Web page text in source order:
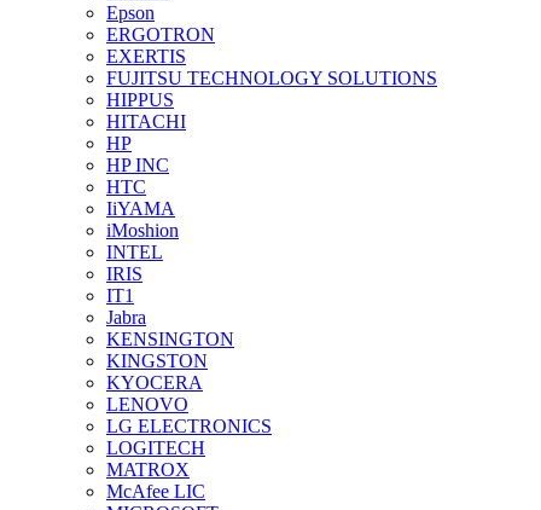
Epson
ERGOTRON
EXERTIS
FUJITSU TECHNOLOGY SOLUTIONS
HIPPUS
HITACHI
HP
HP INC
HTC
IiYAMA
iMoshion
INTEL
IRIS
IT1
Jabra
KENSINGTON
KINGSTON
KYOCERA
LENOVO
LG ELECTRONICS
LOGITECH
MATROX
McAfee LIC